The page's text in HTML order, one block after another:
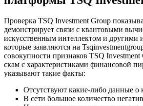
Проверка TSQ Investment Group
демонстрирует связи с квантовыми
искусственным интеллектом и другими
которые заявляются на
совокупности признаков TSQ
скам с характеристиками финансовой
указывают такие факты:
Отсутствуют какие-либо данные о
В сети большое количество